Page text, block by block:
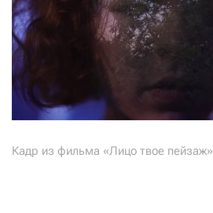
Кадр из фильма «Лицо твое пейзаж»